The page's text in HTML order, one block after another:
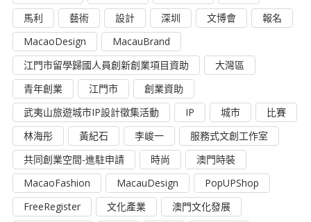
馬利
藝術 設計 深圳 文博會
報名
MacaoDesign
MacauBrand
江門市留學歸國人員創新創業項目資助
大灣區
青年創業
江門市
創業資助
武夷山旅遊城市IP設計徵集活動
IP 城市
比賽
林海彤
黃紀石 李峻一
服務式文創工作室
共同創業空間-進駐申請
時尚
澳門時裝
MacaoFashion
MacauDesign
PopUPShop
FreeRegister
文化產業
澳門文化發展